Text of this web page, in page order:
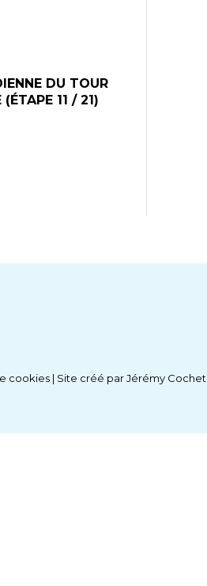
DU TOUR
(ÉTAPE 11 / 21)
cookies | Site créé parJérémy Cochet